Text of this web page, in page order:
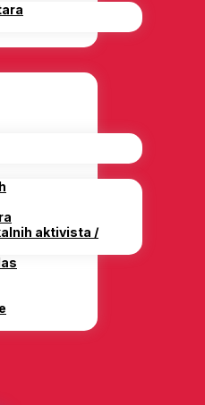
aktivista /